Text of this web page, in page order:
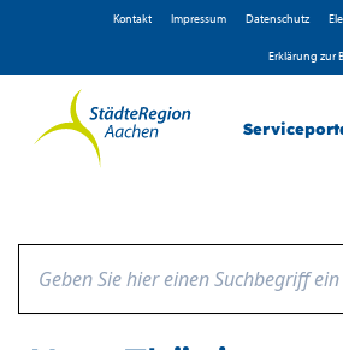
Zum Hauptinhalt springen
Zum Hauptinhalt
Kontakt Impressum D­atenschutz
Erklärung zur